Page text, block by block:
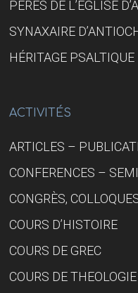
PÈRES DE L’ÉGLISE
SYNAXAIRE
HÉRITAGE PSALTIQUE
ACTIVITÉS
ARTICLES –
CONFERENCES –
CONGRÈS,
COURS D’HISTOIRE
COURS DE GREC
COURS DE